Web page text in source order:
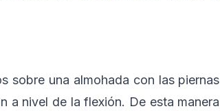
sobre una almohada con las piernas
a nivel de la flexión. De esta manera